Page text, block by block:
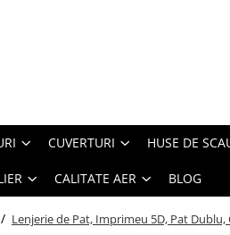
CUVERTURI HUSE DE
CALITATE AER BLOG
Lenjerie de Pat, Imprimeu 5D, Pat Dublu,